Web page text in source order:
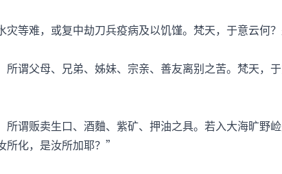
难，或复中劫刀兵疫病及以饥馑。梵天，于意云何？
父母、兄弟、姊妹、宗亲、善友离别之苦。梵天，
贩卖生口、酒麯、紫矿、押油之具。若入大海旷野崄
所化，是汝所加耶？”